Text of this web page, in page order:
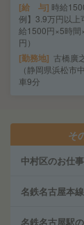
給 与 時給
例】3.9万円以
給1500円×5時間
円）
勤務地
古橋廣
（静岡県浜松
車9分
そ
中村区のお仕事
名鉄名古屋本
名鉄名古屋駅